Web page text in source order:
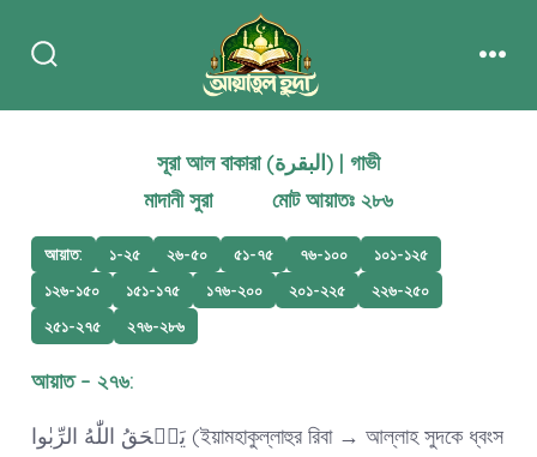
সূরা আল বাকারা (البقرة) | গাভী
মাদানী সুরা মোট আয়াতঃ ২৮৬
আয়াত: ১-২৫ ২৬-৫০ ৫১-৭৫ ৭৬-১০০
১০১-১২৫
১২৬-১৫০
১৫১-১৭৫ ১৭৬-২০০ ২০১-২২৫
২২৬-২৫০
২৫১-২৭৫
২৭৬-২৮৬
আয়াত – ২৭৬:
یَمۡحَقُ اللّٰهُ الرِّبٰوا (ইয়ামহাকুল্লাহুর রিবা → আল্লাহ সুদকে ধ্বংস